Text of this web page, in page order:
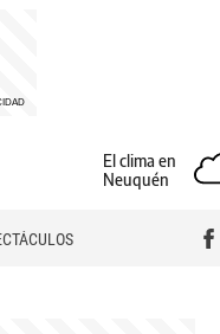
El clima en
Neuquén